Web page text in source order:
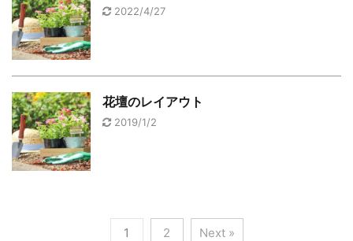
2022/4/27
花壇のレイアウト
2019/1/2
1 2 Next »